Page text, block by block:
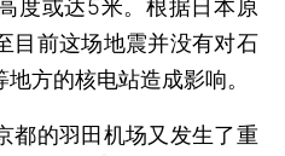
度或达5米。根据日本原
目前这场地震并没有对石
方的核电站造成影响。
的羽田机场又发生了重